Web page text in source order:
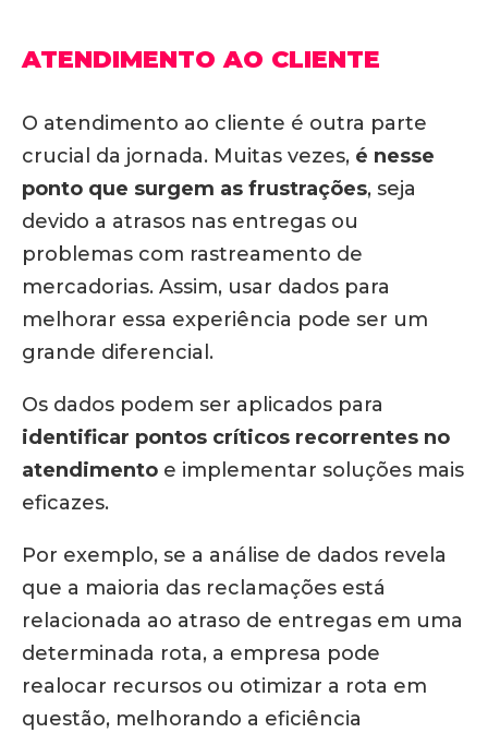
ATENDIMENTO AO CLIENTE
O atendimento ao cliente é outra parte
crucial da jornada. Muitas vezes, é nesse
ponto que surgem as frustrações, seja
devido a atrasos nas entregas ou
problemas com rastreamento de
mercadorias. Assim, usar dados para
melhorar essa experiência pode ser um
grande diferencial.
Os dados podem ser aplicados para
identificar pontos críticos recorrentes no
atendimento e implementar soluções mais
eficazes.
Por exemplo, se a análise de dados revela
que a maioria das reclamações está
relacionada ao atraso de entregas em uma
determinada rota, a empresa pode
realocar recursos ou otimizar a rota em
questão, melhorando a eficiência